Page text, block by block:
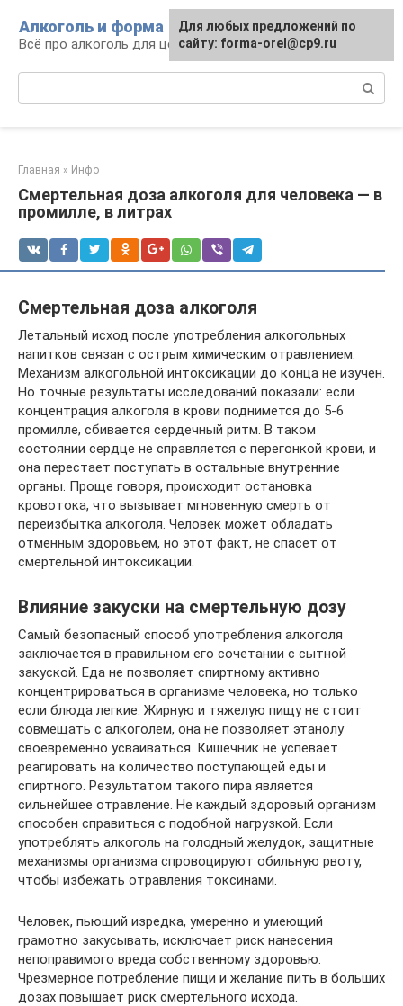
контенту
Алкоголь и форма
Всё про алкоголь для ценителей
Главная » Инфо
Смертельная доза алкоголя для человека — в
промилле, в литрах
Смертельная доза алкоголя
Летальный исход после употребления алкогольных
напитков связан с острым химическим отравлением.
Механизм алкогольной интоксикации до конца не изучен.
Но точные результаты исследований показали: если
концентрация алкоголя в крови поднимется до 5-6
промилле, сбивается сердечный ритм. В таком
состоянии сердце не справляется с перегонкой крови, и
она перестает поступать в остальные внутренние
органы. Проще говоря, происходит остановка
кровотока, что вызывает мгновенную смерть от
переизбытка алкоголя. Человек может обладать
отменным здоровьем, но этот факт, не спасет от
смертельной интоксикации.
Влияние закуски на смертельную дозу
Самый безопасный способ употребления алкоголя
заключается в правильном его сочетании с сытной
закуской. Еда не позволяет спиртному активно
концентрироваться в организме человека, но только
если блюда легкие. Жирную и тяжелую пищу не стоит
совмещать с алкоголем, она не позволяет этанолу
своевременно усваиваться. Кишечник не успевает
реагировать на количество поступающей еды и
спиртного. Результатом такого пира является
сильнейшее отравление. Не каждый здоровый организм
способен справиться с подобной нагрузкой. Если
употреблять алкоголь на голодный желудок, защитные
механизмы организма спровоцируют обильную рвоту,
чтобы избежать отравления токсинами.
Человек, пьющий изредка, умеренно и умеющий
грамотно закусывать, исключает риск нанесения
непоправимого вреда собственному здоровью.
Чрезмерное потребление пищи и желание пить в больших
дозах повышает риск смертельного исхода.
Для любых предложений по
сайту: forma-orel@cp9.ru